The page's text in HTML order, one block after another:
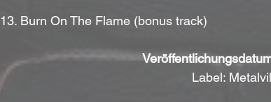
13. Burn On The Flame (bonus track)
Label: